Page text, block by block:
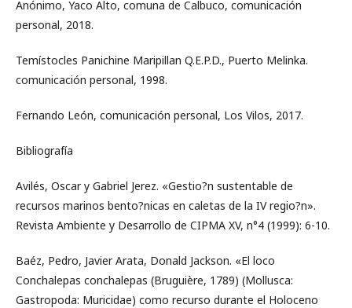
Anónimo, Yaco Alto, comuna de Calbuco, comunicación
personal, 2018.
Temístocles Panichine Maripillan Q.E.P.D., Puerto Melinka.
comunicación personal, 1998.
Fernando León, comunicación personal, Los Vilos, 2017.
Bibliografía
Avilés, Oscar y Gabriel Jerez. «Gestio?n sustentable de
recursos marinos bento?nicas en caletas de la IV regio?n».
Revista Ambiente y Desarrollo de CIPMA XV, n°4 (1999): 6-10.
Baéz, Pedro, Javier Arata, Donald Jackson. «El loco
Conchalepas conchalepas (Bruguière, 1789) (Mollusca:
Gastropoda: Muricidae) como recurso durante el Holoceno